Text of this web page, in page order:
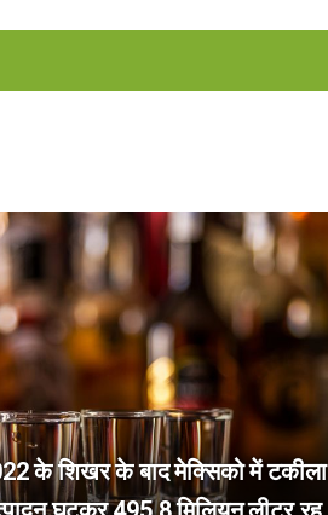
के शिखर के बाद मेक्सिको में टकीला